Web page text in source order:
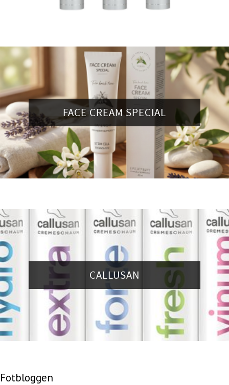
FACE CREAM SPECIAL
CALLUSAN
Fotbloggen